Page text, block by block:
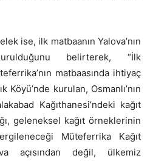
ise, ilk matbaanın Yalova’nın
belirterek, “İlk
matbaasında ihtiyaç
Köyü’nde kurulan, Osmanlı’nın
Kağıthanesi’ndeki kağıt
geleneksel kağıt örneklerinin
Müteferrika Kağıt
açısından değil, ülkemiz